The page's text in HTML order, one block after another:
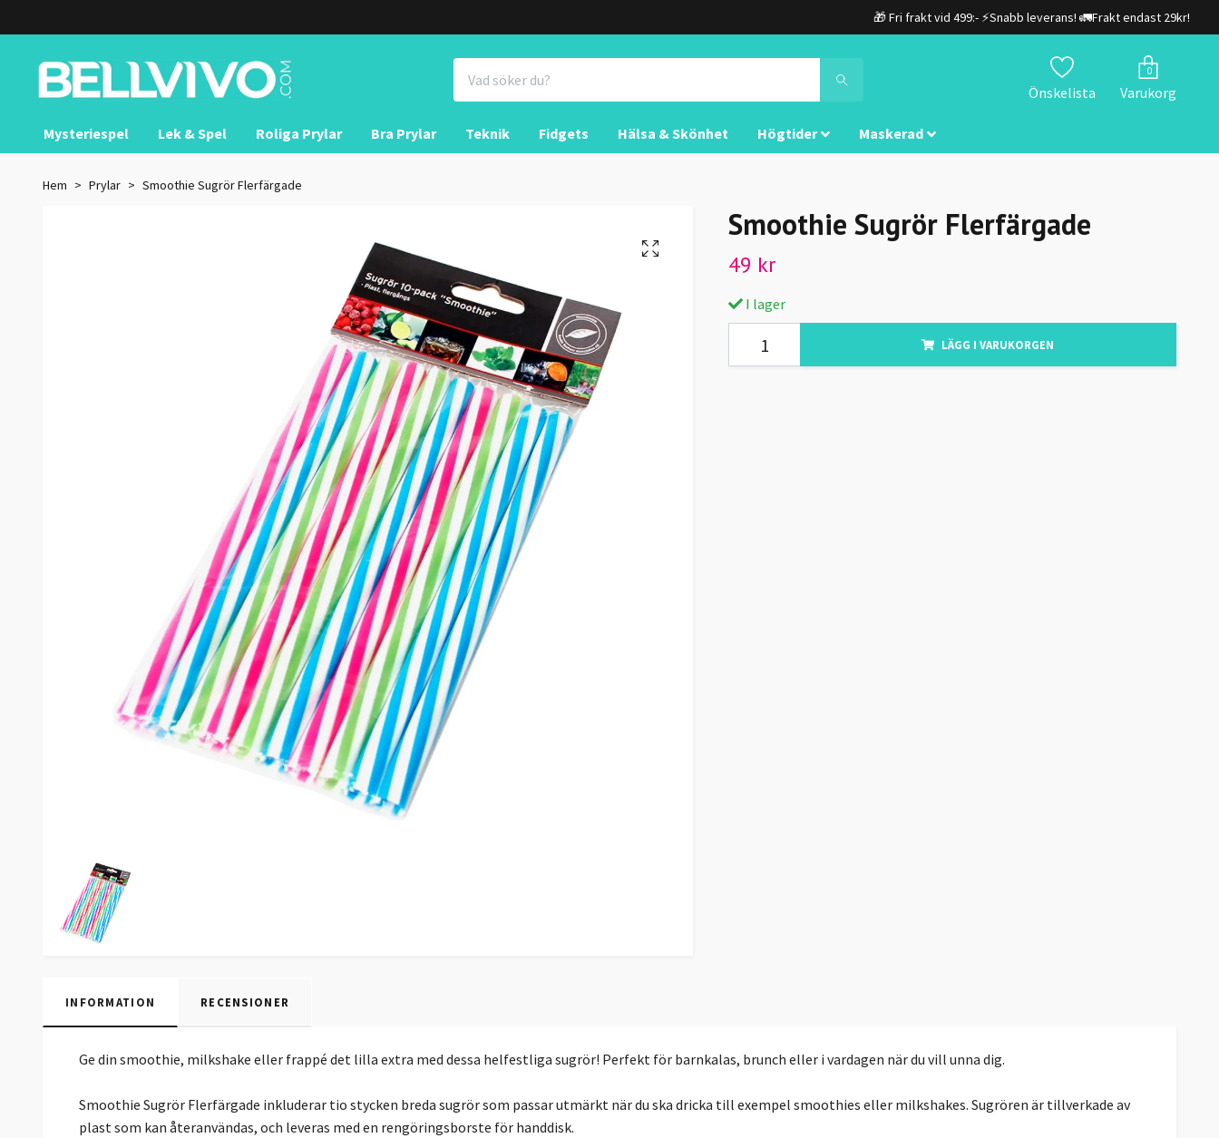
🎁 Fri frakt vid 499:- ⚡Snabb leverans! 🚛Frakt endast 29kr!
Önskelista
0
Varukorg
Mysteriespel Lek & Spel Roliga Prylar Bra Prylar Teknik Fidgets Hälsa & Skönhet Högtider Maskerad
Hem Prylar Smoothie Sugrör Flerfärgade
Smoothie Sugrör Flerfärgade
49 kr
I lager
LÄGG I VARUKORGEN
INFORMATION RECENSIONER
Ge din smoothie, milkshake eller frappé det lilla extra med dessa helfestliga sugrör! Perfekt för barnkalas, brunch eller i vardagen när du vill unna dig.
Smoothie Sugrör Flerfärgade inkluderar tio stycken breda sugrör som passar utmärkt när du ska dricka till exempel smoothies eller milkshakes. Sugrören är tillverkade av
plast som kan återanvändas, och leveras med en rengöringsborste för handdisk.